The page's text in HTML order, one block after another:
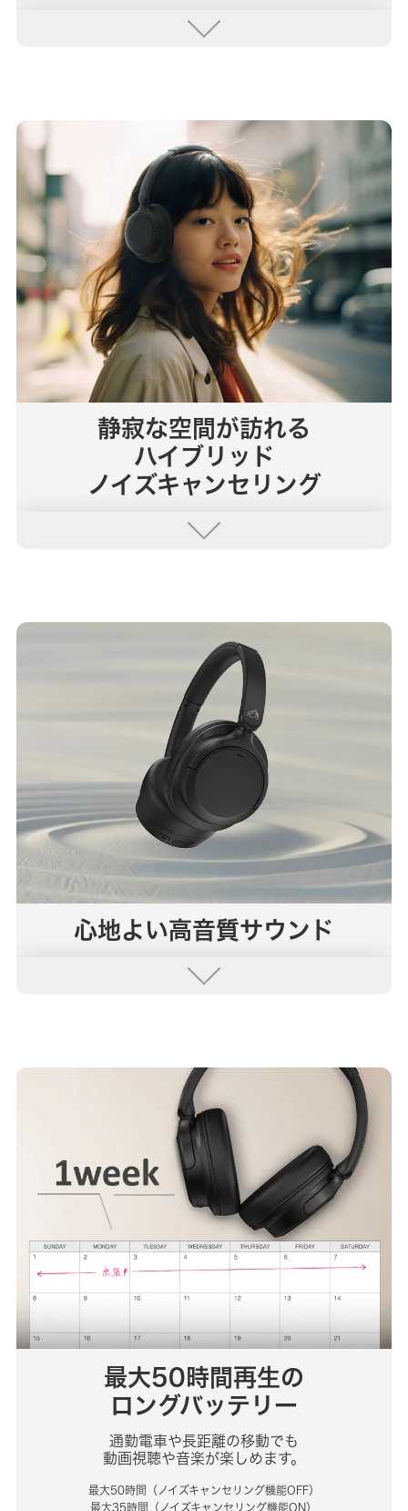
静寂な空間が訪れる
ハイブリッド
ノイズキャンセリング
心地よい高音質サウンド
最大50時間再生の
ロングバッテリー
通勤電車や長距離の移動でも
動画視聴や音楽が楽しめます。
最大50時間（ノイズキャンセリング機能OFF）
最大35時間（ノイズキャンセリング機能ON）